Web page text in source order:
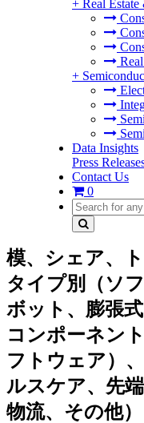
+ Real
+
Data Insights
Press
Contact Us
0
模、シェア、
タイプ別（ソ
ボット、膨張
コンポーネン
フトウェア）
ルスケア、先
物流、その他